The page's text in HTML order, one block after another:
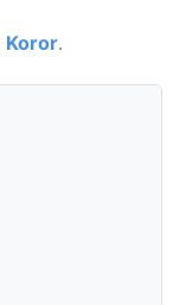
Koror.